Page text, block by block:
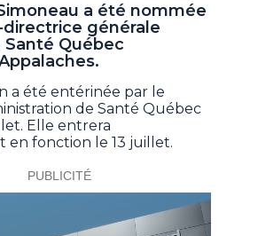
a été nommée
générale
Québec
a été entérinée par le
de Santé Québec
Elle entrera
en fonction le 13 juillet.